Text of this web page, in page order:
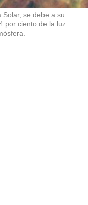
se debe a su
por ciento de la luz